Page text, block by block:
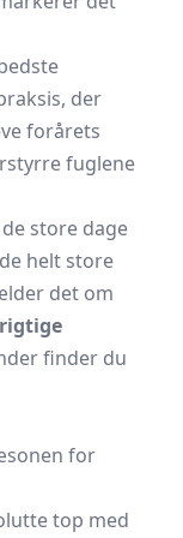
der
forårets
fuglene
store dage
helt store
det om
finder du
for
top med